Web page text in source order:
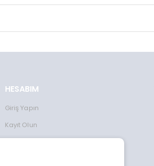
HESABIM
Giriş Yapın
Kayıt Olun